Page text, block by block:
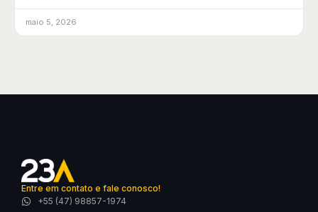
maio 5, 2026
Entre em contato e fale conosco!
+55 (47) 98857-1974